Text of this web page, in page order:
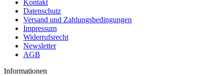
Kontakt
Datenschutz
Versand und Zahlungsbedingungen
Impressum
Widerrufsrecht
Newsletter
AGB
Informationen